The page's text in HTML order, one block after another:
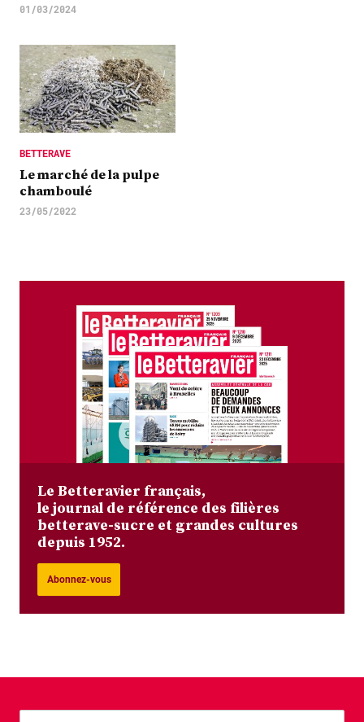
01/03/2024
BETTERAVE
Le marché de la pulpe
chamboulé
23/05/2022
Le Betteravier français,
le journal de référence des filières
betterave-sucre et grandes cultures
depuis 1952.
Abonnez-vous